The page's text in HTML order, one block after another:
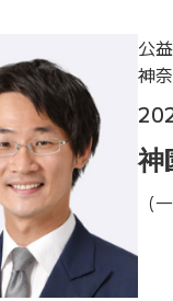
公
神
神
（